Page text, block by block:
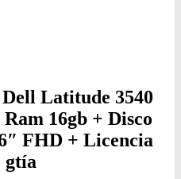
Latitude 3540
16gb + Disco
FHD + Licencia
gtía